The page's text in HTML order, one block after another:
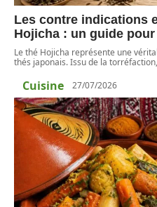
Les contre indications
Hojicha : un guide
Le thé Hojicha représente une
thés japonais. Issu de la
Cuisine 27/07/2026